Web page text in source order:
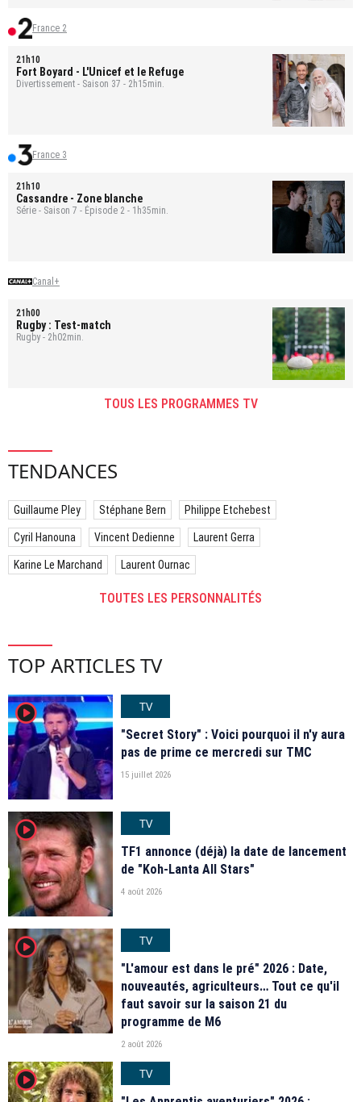
France 2
21h10
Fort Boyard - L'Unicef et le Refuge
Divertissement - Saison 37 - 2h15min.
France 3
21h10
Cassandre - Zone blanche
Série - Saison 7 - Épisode 2 - 1h35min.
Canal+
21h00
Rugby : Test-match
Rugby - 2h02min.
TOUS LES PROGRAMMES TV
TENDANCES
Guillaume Pley Stéphane Bern Philippe Etchebest
Cyril Hanouna Vincent Dedienne Laurent Gerra
Karine Le Marchand Laurent Ournac
TOUTES LES PERSONNALITÉS
TOP ARTICLES TV
player2
TV
"Secret Story" : Voici pourquoi il n'y aura
pas de prime ce mercredi sur TMC
15 juillet 2026
player2
TV
TF1 annonce (déjà) la date de lancement
de "Koh-Lanta All Stars"
4 août 2026
player2
TV
"L'amour est dans le pré" 2026 : Date,
nouveautés, agriculteurs… Tout ce qu'il
faut savoir sur la saison 21 du
programme de M6
2 août 2026
player2
TV